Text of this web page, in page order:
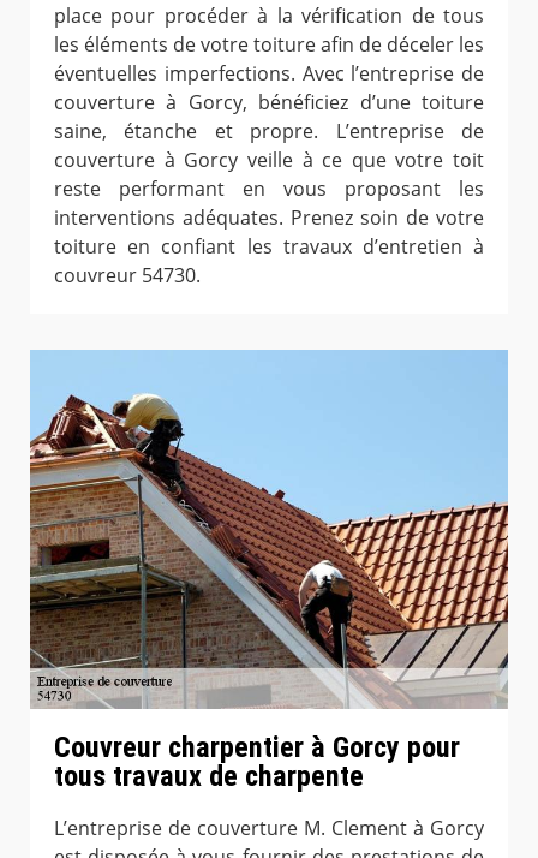
place pour procéder à la vérification de tous
les éléments de votre toiture afin de déceler les
éventuelles imperfections. Avec l’entreprise de
couverture à Gorcy, bénéficiez d’une toiture
saine, étanche et propre. L’entreprise de
couverture à Gorcy veille à ce que votre toit
reste performant en vous proposant les
interventions adéquates. Prenez soin de votre
toiture en confiant les travaux d’entretien à
couvreur 54730.
Couvreur charpentier à Gorcy pour
tous travaux de charpente
L’entreprise de couverture M. Clement à Gorcy